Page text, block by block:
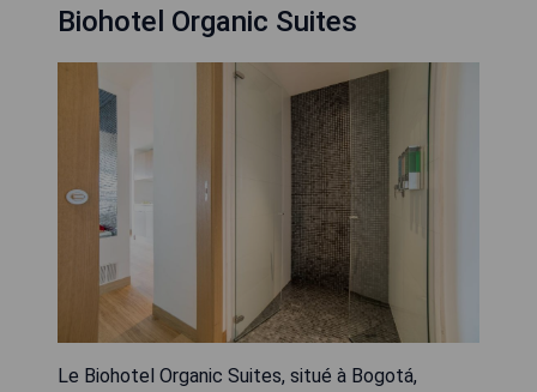
Biohotel Organic Suites
Le Biohotel Organic Suites, situé à Bogotá,